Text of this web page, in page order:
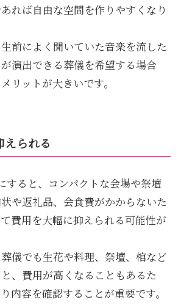
れば自由な空間を作りやすくなり
前によく聞いていた音楽を流した
演出できる葬儀を希望する場合
リットが大きいです。
られる
すると、コンパクトな会場や祭壇
や返礼品、会食費がかからないた
費用を大幅に抑えられる可能性が
儀でも生花や料理、祭壇、棺など
、費用が高くなることもあるた
内容を確認することが重要です。